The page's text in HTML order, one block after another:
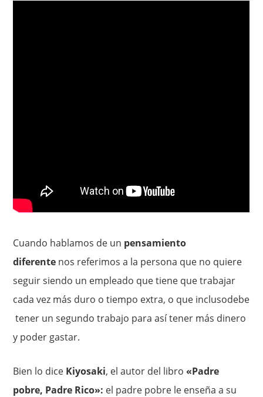
Cuando hablamos de un pensamiento
diferente nos referimos a la persona que no quiere
seguir siendo un empleado que tiene que trabajar
cada vez más duro o tiempo extra, o que inclusodebe
tener un segundo trabajo para así tener más dinero
y poder gastar.
Bien lo dice Kiyosaki, el autor del libro «Padre
pobre, Padre Rico»: el padre pobre le enseña a su